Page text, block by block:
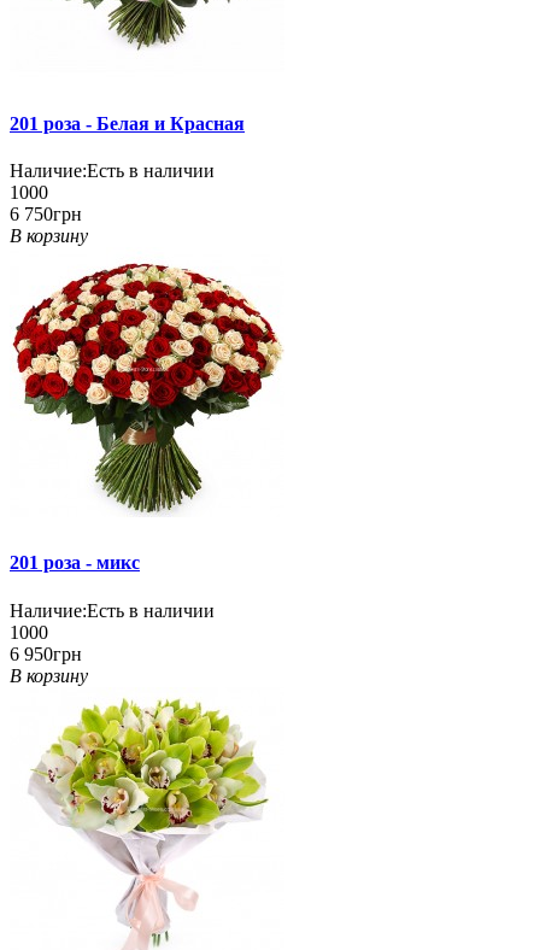
201 роза - Белая и Красная
Наличие:Есть в наличии
1000
6 750грн
В корзину
201 роза - микс
Наличие:Есть в наличии
1000
6 950грн
В корзину